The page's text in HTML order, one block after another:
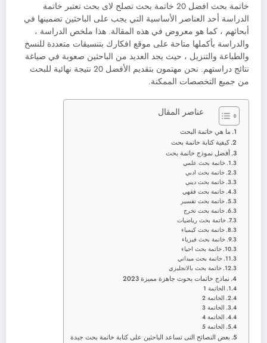
خاتمة بحث افضل 20 خاتمة بحث تصلح لاى بحث تعتبر خاتمة
الدراسة أحد العناصر الأساسية التي يجب على الباحثين تضمينها في
أبحاثهم ، كما هو معروض في هذه المقالة. هذا ملخص الدراسة ،
والدراسة بأكملها متاحة على موقع افكارك بتنسيقات متعددة للنسخ
والطباعة والتنزيل ، حيث يجد العديد من الباحثين صعوبة في صياغة
نتائج دراستهم. نحن مهتمون بتقديم الأفضل 20 نتيجة نهائية للبحث
من جميع التخصصات الممكنة.
عناصر المقال
ما هي خاتمة البحث
كيفية كتابة خاتمة بحث
أفضل نموذج خاتمة بحث
خاتمة بحث علمي
خاتمة بحث ادبي
خاتمة بحث ديني
خاتمة بحث فقهي
خاتمة بحث تفسير
خاتمة بحث تخرج
خاتمة بحث رياضيات
خاتمة بحث كيمياء
خاتمة بحث فيزياء
خاتمة بحث احياء
خاتمة بحث ميداني
خاتمة بحث بالانجليزي
نماذج خاتمات بحوث جاهزة مميزة 2023
الخاتمة 1
الخاتمة 2
الخاتمة 3
الخاتمة 4
الخاتمة 5
بعض النصائح التى تساعد الباحثين على كتابة خاتمة بحث جيدة